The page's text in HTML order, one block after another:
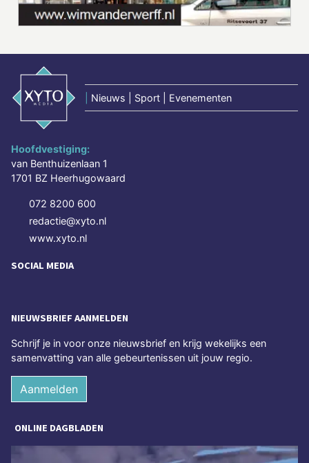
Nieuws | Sport | Evenementen
Hoofdvestiging:
van Benthuizenlaan 1
1701 BZ Heerhugowaard
072 8200 600
redactie@xyto.nl
www.xyto.nl
SOCIAL MEDIA
NIEUWSBRIEF AANMELDEN
Schrijf je in voor onze nieuwsbrief en krijg wekelijks een
samenvatting van alle gebeurtenissen uit jouw regio.
Aanmelden
ONLINE DAGBLADEN